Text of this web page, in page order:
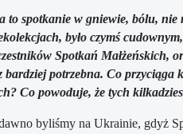
to spotkanie w gniewie, bólu, nie
było czymś
Spotkań
bardziej potrzebna. Co przyciąga
Co powoduje, że tych
byliśmy na Ukrainie, gdyż